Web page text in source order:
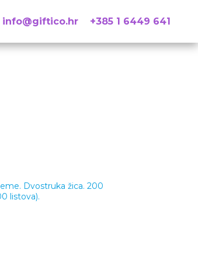
info@giftico.hr +385 1 6449 641
Dvostruka žica. 200
listova).